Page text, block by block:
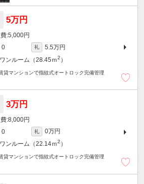
5万円
5,000円
0 礼
5.5万円
ワンルーム（28.45ｍ2 ）
貸マンションで指紋式オートロック完備管理
3万円
8,000円
0 礼
0万円
ワンルーム（22.14ｍ2 ）
貸マンションで指紋式オートロック完備管理